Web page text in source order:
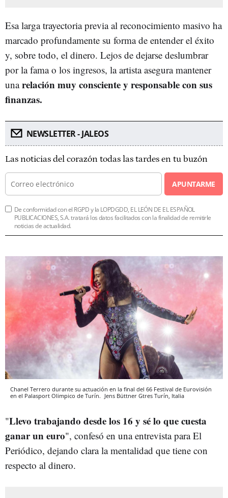
Esa larga trayectoria previa al reconocimiento masivo ha
marcado profundamente su forma de entender el éxito
y, sobre todo, el dinero. Lejos de dejarse deslumbrar
por la fama o los ingresos, la artista asegura mantener
unarelación muy consciente y responsable con sus
finanzas.
NEWSLETTER - JALEOS
Las noticias del corazón todas las tardes en tu buzón
APUNTARME
De conformidad con el RGPD y la LOPDGDD, EL LEÓN DE EL ESPAÑOL
PUBLICACIONES, S.A. tratará los datos facilitados con la finalidad de remitirle
noticias de actualidad.
Chanel Terrero durante su actuación en la final del 66 Festival de Eurovisión
en el Palasport Olimpico de Turín. Jens Büttner Gtres Turín, Italia
"Llevo trabajando desde los 16 y sé lo que cuesta
ganar un euro", confesó en una entrevista para El
Periódico, dejando clara la mentalidad que tiene con
respecto al dinero.